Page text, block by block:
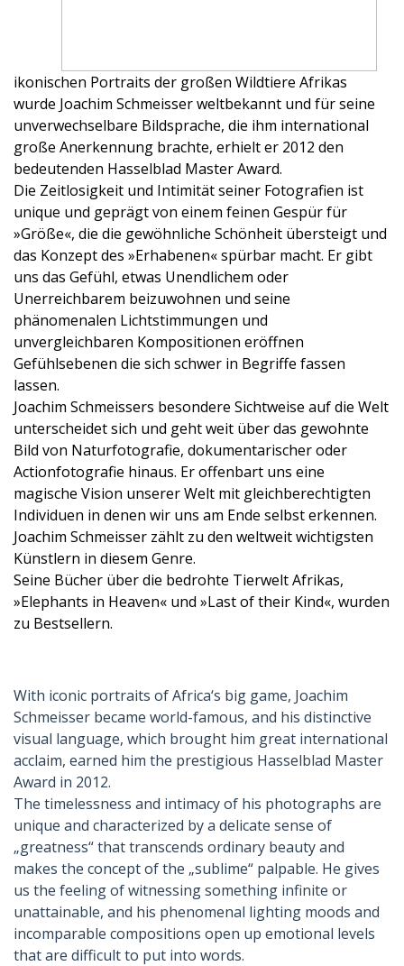
ikonischen Portraits der großen Wildtiere Afrikas
wurde Joachim Schmeisser weltbekannt und für seine
unverwechselbare Bildsprache, die ihm international
große Anerkennung brachte, erhielt er 2012 den
bedeutenden Hasselblad Master Award.
Die Zeitlosigkeit und Intimität seiner Fotografien ist
unique und geprägt von einem feinen Gespür für
»Größe«, die die gewöhnliche Schönheit übersteigt und
das Konzept des »Erhabenen« spürbar macht. Er gibt
uns das Gefühl, etwas Unendlichem oder
Unerreichbarem beizuwohnen und seine
phänomenalen Lichtstimmungen und
unvergleichbaren Kompositionen eröffnen
Gefühlsebenen die sich schwer in Begriffe fassen
lassen.
Joachim Schmeissers besondere Sichtweise auf die Welt
unterscheidet sich und geht weit über das gewohnte
Bild von Naturfotografie, dokumentarischer oder
Actionfotografie hinaus. Er offenbart uns eine
magische Vision unserer Welt mit gleichberechtigten
Individuen in denen wir uns am Ende selbst erkennen.
Joachim Schmeisser zählt zu den weltweit wichtigsten
Künstlern in diesem Genre.
Seine Bücher über die bedrohte Tierwelt Afrikas,
»Elephants in Heaven« und »Last of their Kind«, wurden
zu Bestsellern.
With iconic portraits of Africa‘s big game, Joachim
Schmeisser became world-famous, and his distinctive
visual language, which brought him great international
acclaim, earned him the prestigious Hasselblad Master
Award in 2012.
The timelessness and intimacy of his photographs are
unique and characterized by a delicate sense of
„greatness“ that transcends ordinary beauty and
makes the concept of the „sublime“ palpable. He gives
us the feeling of witnessing something infinite or
unattainable, and his phenomenal lighting moods and
incomparable compositions open up emotional levels
that are difficult to put into words.